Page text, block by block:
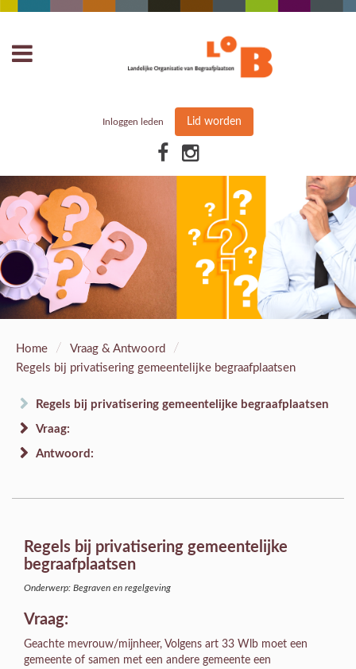
Inloggen leden Lid worden
Home / Vraag & Antwoord /
Regels bij privatisering gemeentelijke begraafplaatsen
Regels bij privatisering gemeentelijke begraafplaatsen
Vraag:
Antwoord:
Regels bij privatisering gemeentelijke
begraafplaatsen
Onderwerp: Begraven en regelgeving
Vraag:
Geachte mevrouw/mijnheer, Volgens art 33 Wlb moet een
gemeente of samen met een andere gemeente een